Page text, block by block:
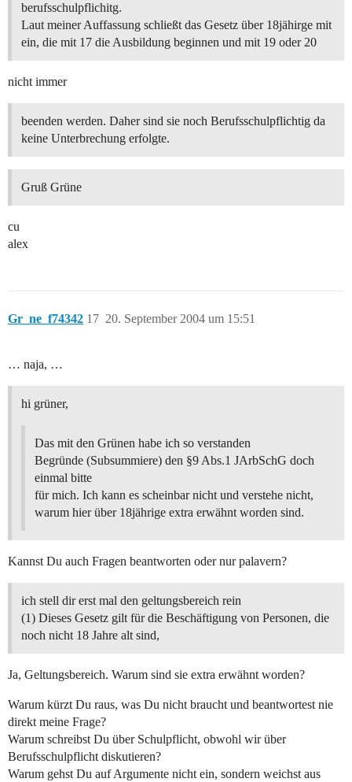
berufsschulpflichitg.
Laut meiner Auffassung schließt das Gesetz über 18jähirge mit
ein, die mit 17 die Ausbildung beginnen und mit 19 oder 20
nicht immer
beenden werden. Daher sind sie noch Berufsschulpflichtig da
keine Unterbrechung erfolgte.
Gruß Grüne
cu
alex
Gr_ne_f74342 20. September 2004 um 15:51
17
… naja, …
hi grüner,
Das mit den Grünen habe ich so verstanden
Begründe (Subsummiere) den §9 Abs.1 JArbSchG doch
einmal bitte
für mich. Ich kann es scheinbar nicht und verstehe nicht,
warum hier über 18jährige extra erwähnt worden sind.
Kannst Du auch Fragen beantworten oder nur palavern?
ich stell dir erst mal den geltungsbereich rein
(1) Dieses Gesetz gilt für die Beschäftigung von Personen, die
noch nicht 18 Jahre alt sind,
Ja, Geltungsbereich. Warum sind sie extra erwähnt worden?
Warum kürzt Du raus, was Du nicht braucht und beantwortest nie
direkt meine Frage?
Warum schreibst Du über Schulpflicht, obwohl wir über
Berufsschulpflicht diskutieren?
Warum gehst Du auf Argumente nicht ein, sondern weichst aus